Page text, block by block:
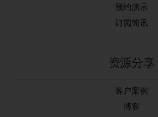
预约演示
订阅简讯
资源分享
客户案例
博客